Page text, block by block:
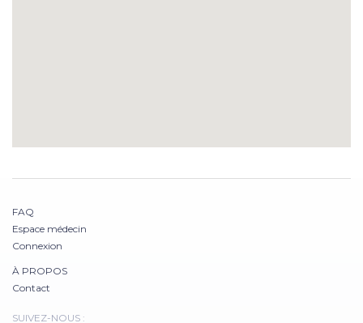
FAQ
Espace médecin
Connexion
À PROPOS
Contact
SUIVEZ-NOUS :